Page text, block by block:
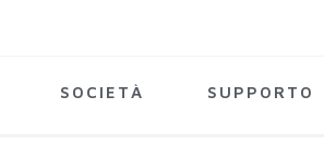
SOCIETÀ SUPPORTO